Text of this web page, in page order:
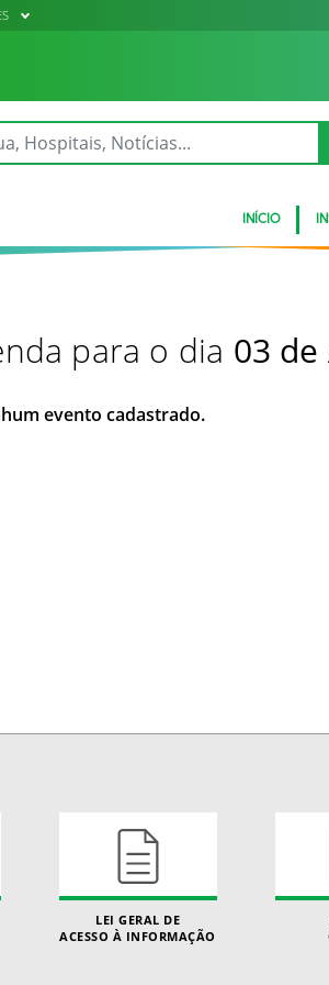
INÍCIO
para o dia 03
evento cadastrado.
LEI GERAL DE
ACESSO À INFORMAÇÃO